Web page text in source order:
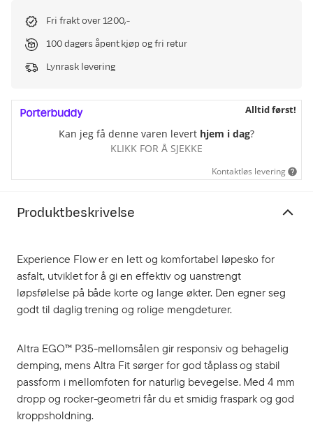
Fri frakt over 1200,-
100 dagers åpent kjøp og fri retur
Lynrask levering
Alltid først!
Kan jeg få denne varen levert hjem i dag?
KLIKK FOR Å SJEKKE
Kontaktløs levering
Produktbeskrivelse
Experience Flow er en lett og komfortabel løpesko for
asfalt, utviklet for å gi en effektiv og uanstrengt
løpsfølelse på både korte og lange økter. Den egner seg
godt til daglig trening og rolige mengdeturer.
Altra EGO™ P35-mellomsålen gir responsiv og behagelig
demping, mens Altra Fit sørger for god tåplass og stabil
passform i mellomfoten for naturlig bevegelse. Med 4 mm
dropp og rocker-geometri får du et smidig fraspark og god
kroppsholdning.